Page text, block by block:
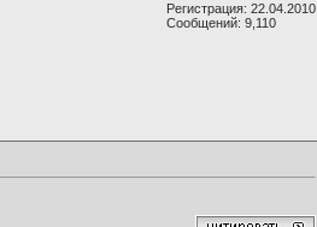
Регистрация: 22.04.2010
Сообщений: 9,110